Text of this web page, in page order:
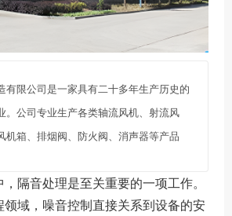
有限公司是一家具有二十多年生产历史的
。公司专业生产各类轴流风机、射流风
机箱、排烟阀、防火阀、消声器等产品
隔音处理是至关重要的一项工作。
域，噪音控制直接关系到设备的安